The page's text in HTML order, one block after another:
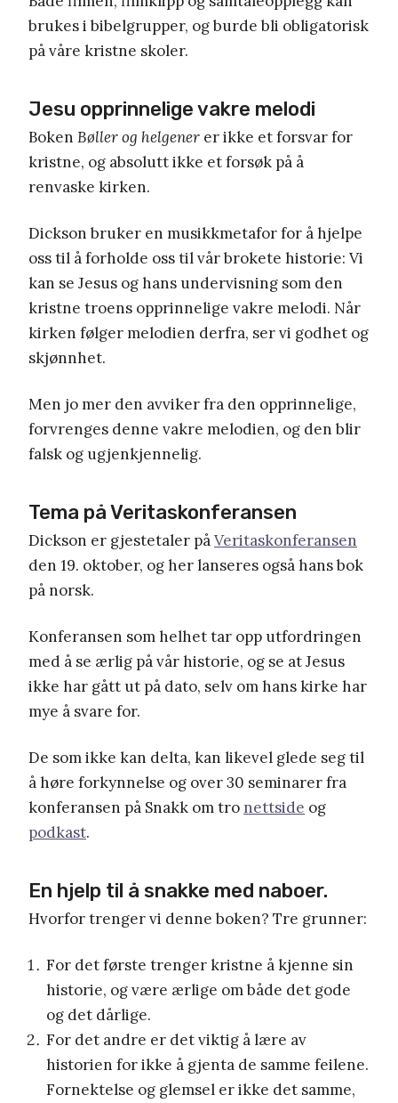
brukes i bibelgrupper, og burde bli obligatorisk
på våre kristne skoler.
Jesu opprinnelige vakre melodi
Boken Bøller og helgener er ikke et forsvar for
kristne, og absolutt ikke et forsøk på å
renvaske kirken.
Dickson bruker en musikkmetafor for å hjelpe
oss til å forholde oss til vår brokete historie: Vi
kan se Jesus og hans undervisning som den
kristne troens opprinnelige vakre melodi. Når
kirken følger melodien derfra, ser vi godhet og
skjønnhet.
Men jo mer den avviker fra den opprinnelige,
forvrenges denne vakre melodien, og den blir
falsk og ugjenkjennelig.
Tema på Veritaskonferansen
Dickson er gjestetaler påVeritaskonferansen
den 19. oktober, og her lanseres også hans bok
på norsk.
Konferansen som helhet tar opp utfordringen
med å se ærlig på vår historie, og se at Jesus
ikke har gått ut på dato, selv om hans kirke har
mye å svare for.
De som ikke kan delta, kan likevel glede seg til
å høre forkynnelse og over 30 seminarer fra
konferansen på Snakk om tro nettside og
podkast.
En hjelp til å snakke med naboer.
Hvorfor trenger vi denne boken? Tre grunner:
For det første trenger kristne å kjenne sin
historie, og være ærlige om både det gode
og det dårlige.
For det andre er det viktig å lære av
historien for ikke å gjenta de samme feilene.
Fornektelse og glemsel er ikke det samme,